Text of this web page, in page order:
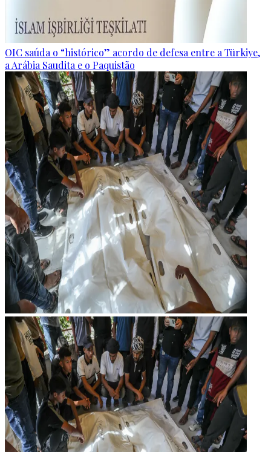
OIC saúda o “histórico” acordo de defesa entre a Türkiye,
a Arábia Saudita e o Paquistão